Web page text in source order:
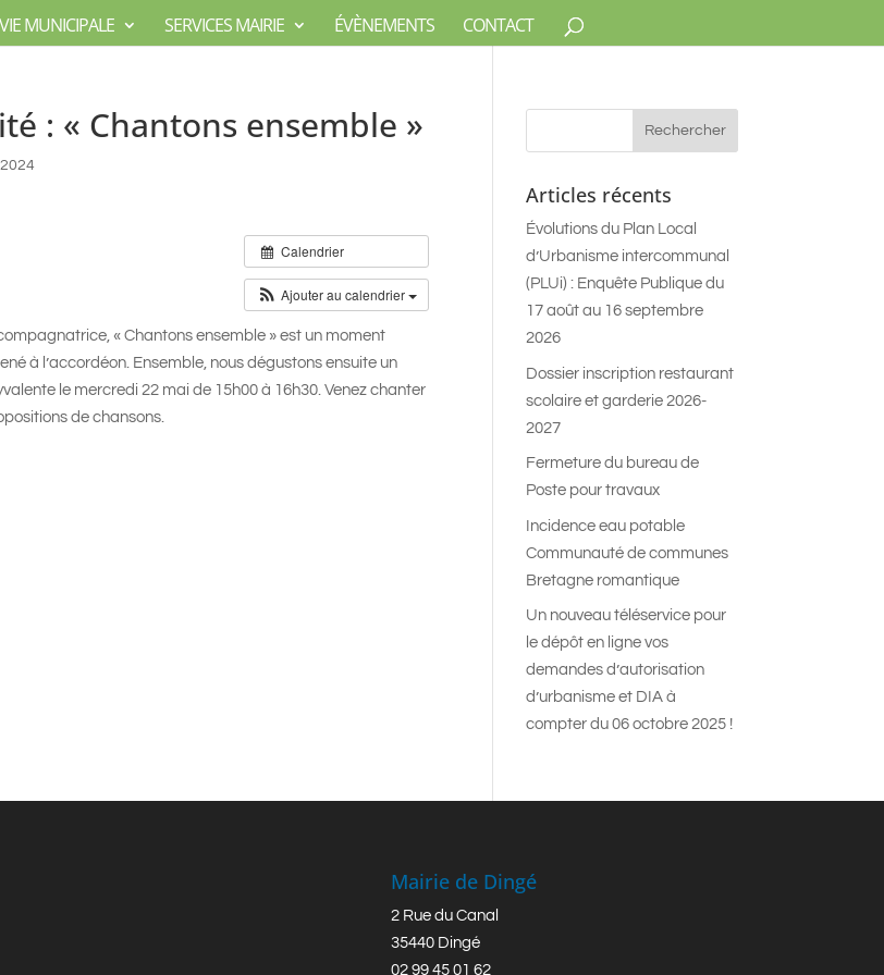
VIE MUNICIPALE SERVICES MAIRIE ÉVÈNEMENTS CONTACT
: « Chantons ensemble »
Calendrier
Ajouter au calendrier
« Chantons ensemble » est un moment
à l’accordéon. Ensemble, nous dégustons ensuite un
le mercredi 22 mai de 15h00 à 16h30. Venez chanter
de chansons.
Articles récents
Évolutions du Plan Local
d’Urbanisme intercommunal
(PLUi) : Enquête Publique du
17 août au 16 septembre
2026
Dossier inscription restaurant
scolaire et garderie 2026-
2027
Fermeture du bureau de
Poste pour travaux
Incidence eau potable
Communauté de communes
Bretagne romantique
Un nouveau téléservice pour
le dépôt en ligne vos
demandes d’autorisation
d’urbanisme et DIA à
compter du 06 octobre 2025 !
Mairie de Dingé
2 Rue du Canal
35440 Dingé
02 99 45 01 62